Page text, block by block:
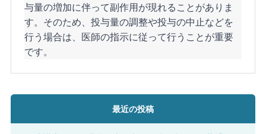
与量の増加に伴って副作用が現れることがありま
す。そのため、投与量の調整や投与の中止などを
行う場合は、医師の指示に従って行うことが重要
です。
最近の投稿